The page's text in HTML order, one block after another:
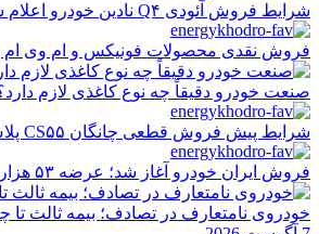
شرایط فروش آئودی Q۴ نادین خودرو اعلام شد – مرداد ۱۴۰۵
فروش نقدی محصولات فونیکس و ام وی ام با تحویل ۳۰ روزه –
صنعت خودرو دقیقاً چه نوع کاغذی لازم
شرایط پیش فروش قطعی چانگان CS۵۵ پلاس سایپا اعلام شد – مرداد ۱۴۰۵
فروش ایران خودرو آغاز شد؛ عرضه ۵۳ هزار و ۹۰۰ دستگاه خودرو – مرداد ۱۴۰۵
خودروی نامتعارف در تصادف؛ بیمه ثالث